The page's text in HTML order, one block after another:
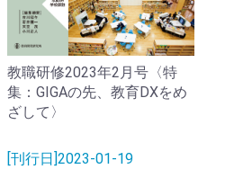
教職研修2023年2月号〈特
集：GIGAの先、教育DXをめ
ざして〉
[刊行日]2023-01-19